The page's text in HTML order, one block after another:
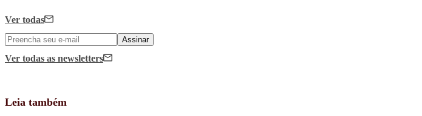
Ver todas
Assinar
Ver todas as newsletters
Leia também